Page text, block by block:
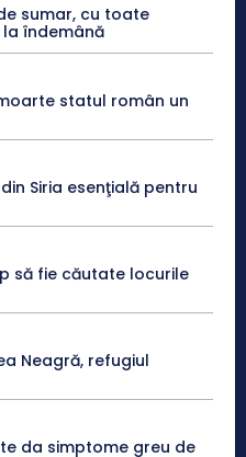
sumar, cu toate
îndemână
statul român un
Siria esenţială pentru
să fie căutate locurile
Neagră, refugiul
da simptome greu de